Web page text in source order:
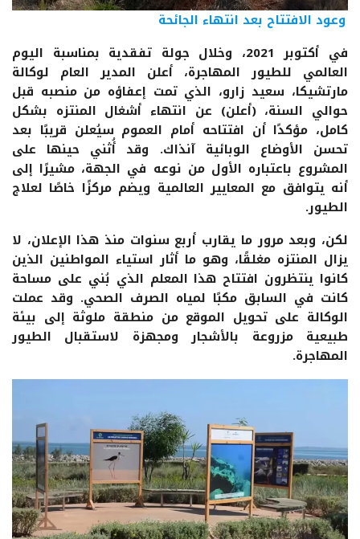
وعود الافتتاح بعد انتهاء الجائحة
في أكتوبر 2021، وخلال جولة تفقدية بمناسبة اليوم
العالمي للطيور المهاجرة، أعلن المدير العام لوكالة
مارتشيكا، سعيد زارو، الذي تمت إعفاؤه من منصبه قبل
حوالي السنة، (أعلن) عن انتهاء أشغال المنتزه بشكل
كامل، مؤكدًا أن افتتاحه أمام العموم سيُعلن قريبًا بعد
تحسن الأوضاع الوبائية آنذاك. وقد أُثني حينها على
المشروع باعتباره الأول من نوعه في الجهة، مشيرًا إلى
أنه يتوافق مع المعايير العالمية ويضم مركزًا خاصًا لعلاج
الطيور.
لكن، وبعد مرور ما يقارب أربع سنوات منذ هذا الإعلان، لا
يزال المنتزه مغلقًا، وهو ما أثار استياء المواطنين الذين
كانوا ينتظرون افتتاح هذا المعلم الذي بُني على مساحة
كانت في السابق مكبًا لمياه الصرف الصحي. وقد عملت
الوكالة على تحويل الموقع من منطقة ملوثة إلى بيئة
طبيعية مزروعة بالأشجار ومجهزة لاستقبال الطيور
المهاجرة.